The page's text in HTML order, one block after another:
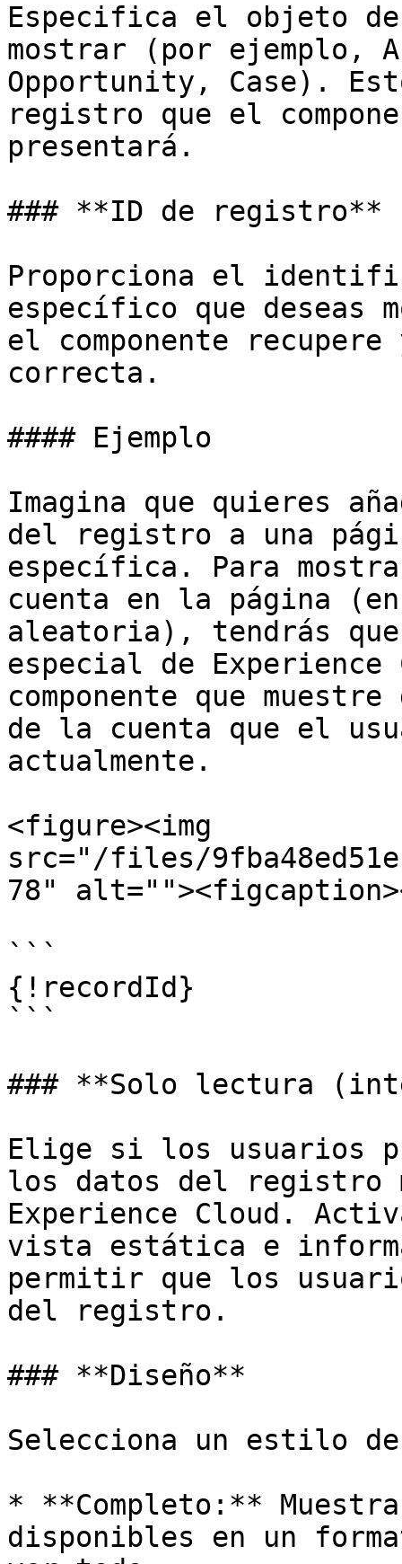
Especifica el objeto de
mostrar (por ejemplo,
Opportunity, Case).
registro que el
presentará.
### **ID de registro**
Proporciona el
específico que deseas
el componente
correcta.
#### Ejemplo
Imagina que quieres
del registro a una
específica. Para
cuenta en la página
aleatoria), tendrás
especial de
componente que
de la cuenta que el
actualmente.
<figure><img
src="/files/
78"
```
{!recordId}
```
### **Solo lectura
Elige si los usuarios
los datos del registro
Experience Cloud.
vista estática e
permitir que los
del registro.
### **Diseño**
Selecciona un estilo
* **Completo:**
disponibles en un